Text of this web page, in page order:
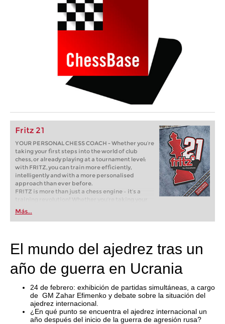
Fritz 21
YOUR PERSONAL CHESS COACH - Whether you’re
taking your first steps into the world of club
chess, or already playing at a tournament level:
with FRITZ, you can train more efficiently,
intelligently and with a more personalised
approach than ever before.
FRITZ is more than just a chess engine – it’s a
training revolution! Whether you’re taking your
first steps into the world of club chess, or already
playing at a tournament level: with FRITZ, you can
train more efficiently, intelligently and with a
Más...
El mundo del ajedrez tras un
año de guerra en Ucrania
24 de febrero: exhibición de partidas simultáneas, a cargo
de GM Zahar Efimenko y debate sobre la situación del
ajedrez internacional.
¿En qué punto se encuentra el ajedrez internacional un
año después del inicio de la guerra de agresión rusa?